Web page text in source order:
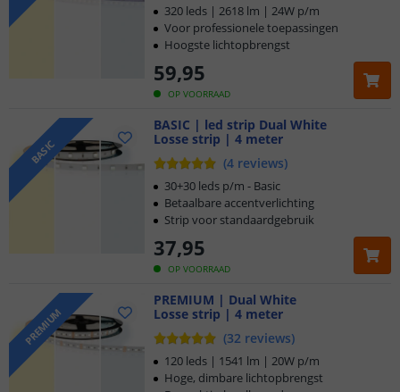
OP VOORRAAD
59,95
320 leds | 2618 lm | 24W p/m
Voor professionele toepassingen
Hoogste lichtopbrengst
BASIC
BASIC | led strip Dual White
Losse strip | 4 meter
(4 reviews)
OP VOORRAAD
37,95
30+30 leds p/m - Basic
Betaalbare accentverlichting
Strip voor standaardgebruik
PREMIUM
PREMIUM | Dual White
Losse strip | 4 meter
(32 reviews)
120 leds | 1541 lm | 20W p/m
Hoge, dimbare lichtopbrengst